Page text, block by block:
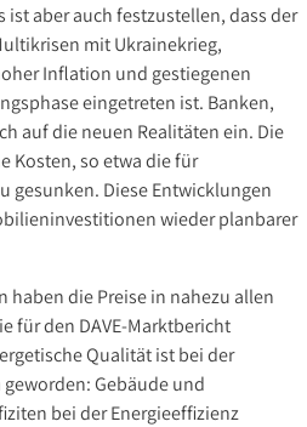
ist aber auch festzustellen, dass der
mit Ukrainekrieg,
Inflation und gestiegenen
eingetreten ist. Banken,
auf die neuen Realitäten ein. Die
Kosten, so etwa die für
gesunken. Diese Entwicklungen
wieder planbarer
die Preise in nahezu allen
für den DAVE-Marktbericht
Qualität ist bei der
Gebäude und
bei der Energieeffizienz